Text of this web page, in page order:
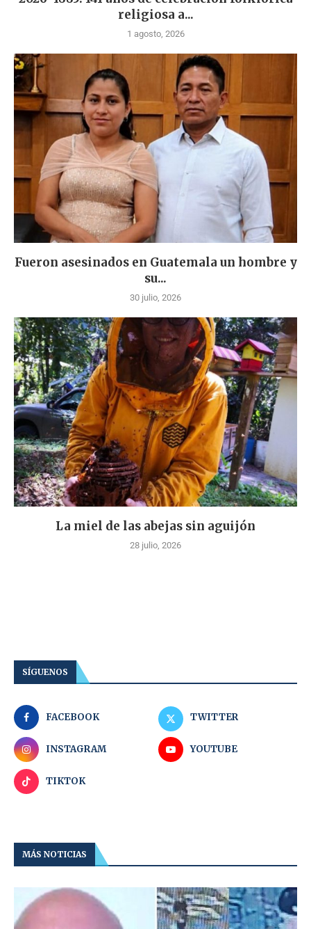
religiosa a...
1 agosto, 2026
Fueron asesinados en Guatemala un hombre y
su...
30 julio, 2026
La miel de las abejas sin aguijón
28 julio, 2026
SÍGUENOS
FACEBOOK TWITTER
INSTAGRAM YOUTUBE
TIKTOK
MÁS NOTICIAS